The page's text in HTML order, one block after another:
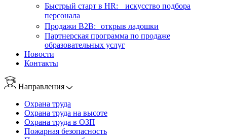
Быстрый старт в HR: искусство подбора
персонала
Продажи B2B: открыв ладошки
Партнерская программа по продаже
образовательных услуг
Новости
Контакты
Направления
Охрана труда
Охрана труда на высоте
Охрана труда в ОЗП
Пожарная безопасность